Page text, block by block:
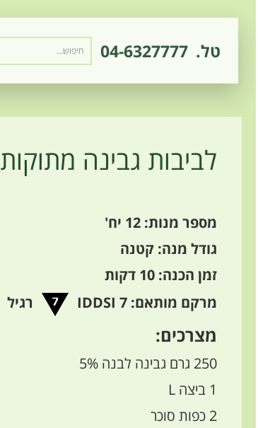
טל. 04-6327777
לביבות גבינה מתוקות
מספר מנות: 12 יח'
גודל מנה: קטנה
זמן הכנה: 10 דקות
מרקם מותאם: 7 IDDSI
רגיל
מצרכים:
250 גרם גבינה לבנה 5%
1 ביצה
L
2 כפות סוכר